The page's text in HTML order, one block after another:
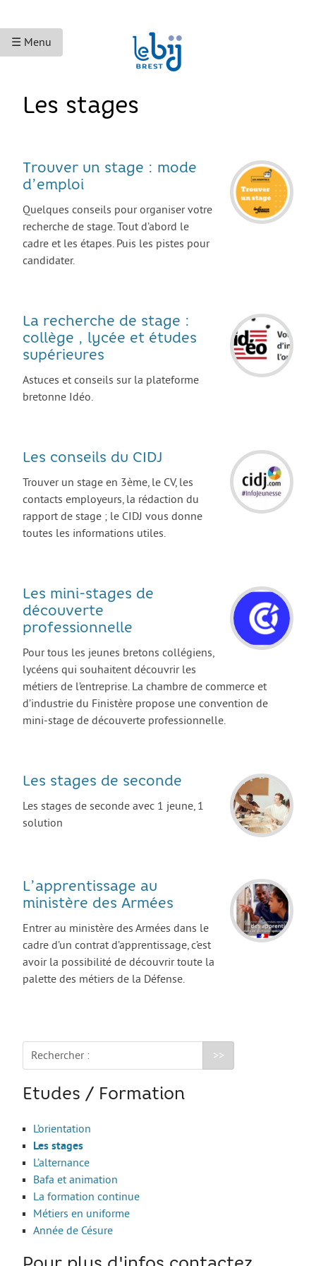
☰ Menu
ACCUEIL
Bourses et aides financières
Se déplacer
Droits du travail
Accès aux soins
AGIR
Agir au quotidien
Etre bénévole ou volontaire
EMPLOI
Préparer sa candidature
Chercher un job
Qui peut m’accompagner ?
ETUDES / FORMATION
L’orientation
L’alternance
Bafa et animation
La formation continue
INTERNATIONAL
Préparer son départ
Volontariat
Séjours linguistiques / interculturels
Move from Brest
LOGEMENT
Organiser la recherche d’un logement
Chercher un logement
Les aides au logement
Annonces logement
Les stages
Trouver un stage : mode
d’emploi
Quelques conseils pour organiser votre
recherche de stage. Tout d’abord le
cadre et les étapes. Puis les pistes pour
candidater.
La recherche de stage :
collège , lycée et études
supérieures
Astuces et conseils sur la plateforme
bretonne Idéo.
Les conseils du CIDJ
Trouver un stage en 3ème, le CV, les
contacts employeurs, la rédaction du
rapport de stage ; le CIDJ vous donne
toutes les informations utiles.
Les mini-stages de
découverte
professionnelle
Pour tous les jeunes bretons collégiens,
lycéens qui souhaitent découvrir les
métiers de l’entreprise. La chambre de commerce et
d’industrie du Finistère propose une convention de
mini-stage de découverte professionnelle.
Les stages de seconde
Les stages de seconde avec 1 jeune, 1
solution
L’apprentissage au
ministère des Armées
Entrer au ministère des Armées dans le
cadre d’un contrat d’apprentissage, c’est
avoir la possibilité de découvrir toute la
palette des métiers de la Défense.
Rechercher :
Etudes / Formation
L’orientation
Les stages
L’alternance
Bafa et animation
La formation continue
Métiers en uniforme
Année de Césure